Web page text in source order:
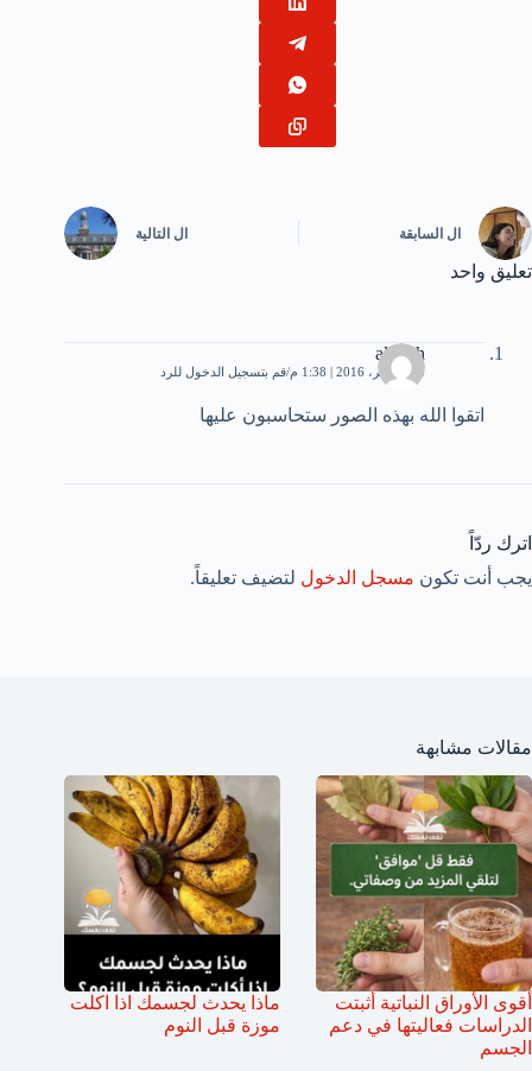
ال السابقة ال التالية
تعليق واحد
alaldjh
18 نوفمبر، 2016 | 1:38 م قم بتسجيل الدخول للرد
اتقوا الله بهذه الصور ستحاسبون عليها
اترك ردّاً
يجب أنت تكون مسجل الدخول لتضيف تعليقاً.
مقالات مشابهة
أقوى الأوراق النباتية أثبتت
الدراسات فعاليتها في دعم
الجسم
ماذا يحدث لجسمك اذا اكلت
موزة قبل النوم